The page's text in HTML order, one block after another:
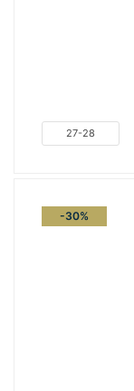
27-28
-30%